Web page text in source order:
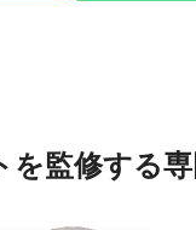
を監修する